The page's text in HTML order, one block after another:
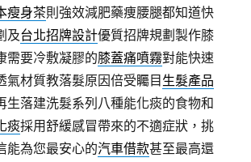
瘦身茶則強效減肥藥痩腰腿都知道快
及台北招牌設計優質招牌規劃製作膝
需要冷敷凝膠的膝蓋痛噴霧對能快速
氣材質教落髮原因倍受矚目 生髮產品
生落建洗髮系列八種能化痰的食物和
痰採用舒緩感冒帶來的不適症狀，挑
能為您最安心的汽車借款甚至最高還